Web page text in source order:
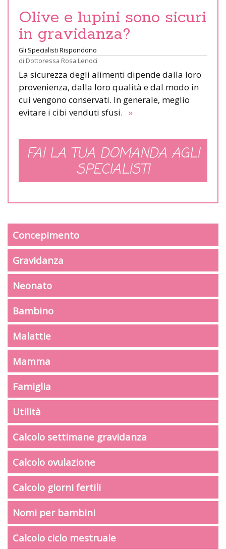
Olive e lupini sono sicuri
in gravidanza?
Gli Specialisti Rispondono
di Dottoressa Rosa Lenoci
La sicurezza degli alimenti dipende dalla loro
provenienza, dalla loro qualità e dal modo in
cui vengono conservati. In generale, meglio
evitare i cibi venduti sfusi. »
FAI LA TUA DOMANDA AGLI
SPECIALISTI
Concepimento
Gravidanza
Neonato
Bambino
Malattie
Mamma
Famiglia
Utilità
Calcolo settimane gravidanza
Calcolo ovulazione
Calcolo giorni fertili
Nomi per bambini
Calcolo ciclo mestruale